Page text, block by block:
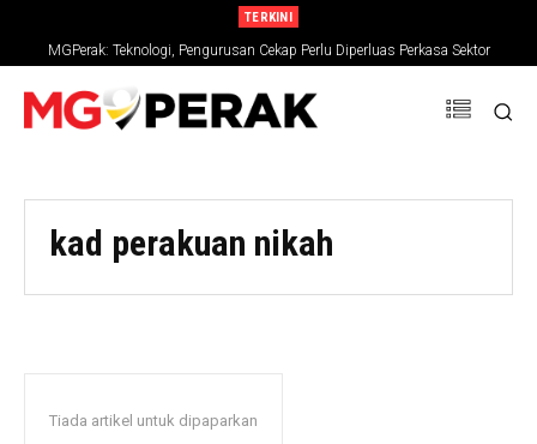
TERKINI
MGPerak: Teknologi, Pengurusan Cekap Perlu Diperluas Perkasa Sektor
Pertanian
kad perakuan nikah
Tiada artikel untuk dipaparkan